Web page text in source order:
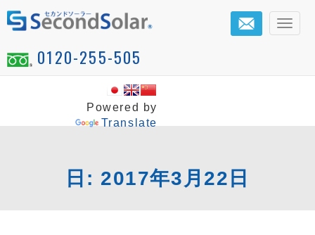
Powered by
Translate
メ
0120-255-505
日: 2017年3月22日